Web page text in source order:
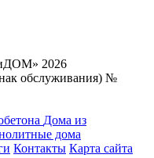
2026
обслуживания) №
Дома из
дома
Контакты Карта сайта